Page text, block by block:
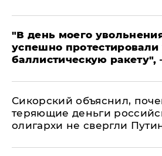
​"В день моего
успешно
баллистическую
Сикорский объяснил,
теряющие деньги
олигархи не свергли